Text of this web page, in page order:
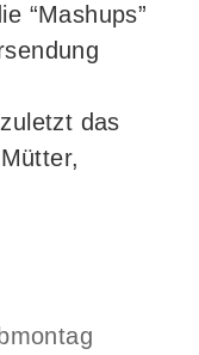
“Mashups”
das